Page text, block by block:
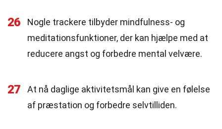
26
Nogle trackere tilbyder mindfulness- og
meditationsfunktioner, der kan hjælpe med at
reducere angst og forbedre mental velvære.
27
At nå daglige aktivitetsmål kan give en følelse
af præstation og forbedre selvtilliden.